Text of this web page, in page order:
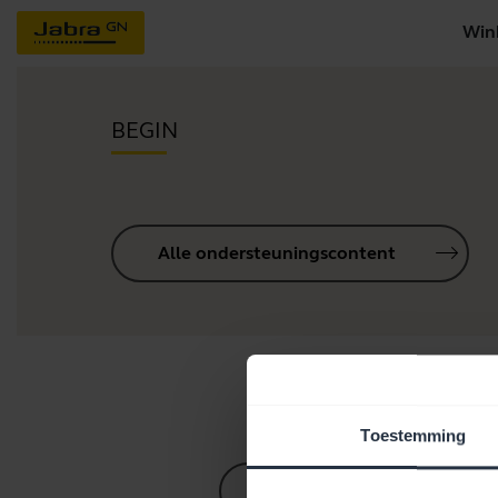
Toestemming
BEGIN
Alle ondersteuningscontent